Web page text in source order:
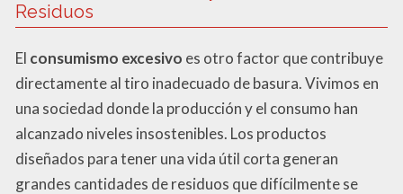
Residuos
El consumismo excesivo es otro factor que contribuye
directamente al tiro inadecuado de basura. Vivimos en
una sociedad donde la producción y el consumo han
alcanzado niveles insostenibles. Los productos
diseñados para tener una vida útil corta generan
grandes cantidades de residuos que difícilmente se